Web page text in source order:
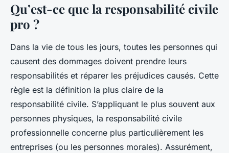
Qu’est-ce que la responsabilité civile
pro ?
Dans la vie de tous les jours, toutes les personnes qui
causent des dommages doivent prendre leurs
responsabilités et réparer les préjudices causés. Cette
règle est la définition la plus claire de la
responsabilité civile. S’appliquant le plus souvent aux
personnes physiques, la responsabilité civile
professionnelle concerne plus particulièrement les
entreprises (ou les personnes morales). Assurément,